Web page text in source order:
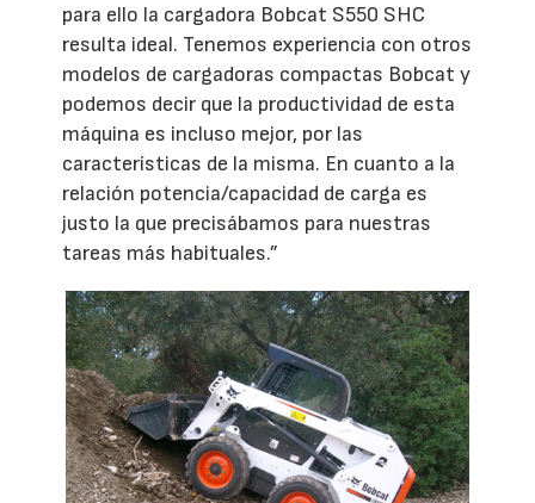
para ello la cargadora Bobcat S550 SHC
resulta ideal. Tenemos experiencia con otros
modelos de cargadoras compactas Bobcat y
podemos decir que la productividad de esta
máquina es incluso mejor, por las
características de la misma. En cuanto a la
relación potencia/capacidad de carga es
justo la que precisábamos para nuestras
tareas más habituales.”